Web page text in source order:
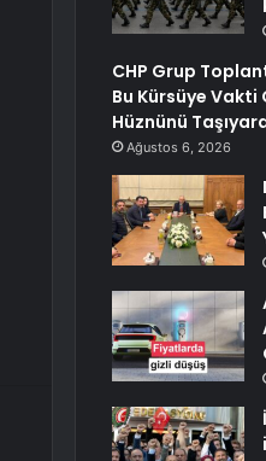
CHP Grup
Bu Kürsüye Vakti
Hüznünü
Ağustos 6, 2026